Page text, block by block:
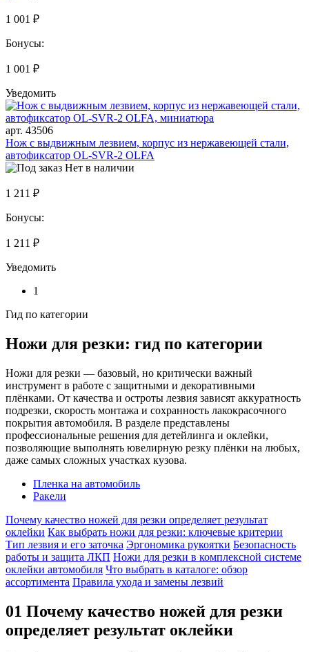
1 001 ₽
Бонусы:
1 001 ₽
Уведомить
арт. 43506
Нож с выдвижным лезвием, корпус из нержавеющей стали,
автофиксатор OL-SVR-2 OLFA
Нет в наличии
1 211 ₽
Бонусы:
1 211 ₽
Уведомить
1
Гид по категории
Ножи для резки: гид по категории
Ножи для резки — базовый, но критически важный
инструмент в работе с защитными и декоративными
плёнками. От качества и остроты лезвия зависят аккуратность
подрезки, скорость монтажа и сохранность лакокрасочного
покрытия автомобиля. В разделе представлены
профессиональные решения для детейлинга и оклейки,
позволяющие выполнять ювелирную резку плёнки на любых,
даже самых сложных участках кузова.
Пленка на автомобиль
Ракели
Почему качество ножей для резки определяет результат
оклейки Как выбрать ножи для резки: ключевые критерии
Тип лезвия и его заточка Эргономика рукоятки Безопасность
работы и защита ЛКП Ножи для резки в комплексной системе
оклейки автомобиля Что выбрать в каталоге: обзор
ассортимента Правила ухода и замены лезвий
01 Почему качество ножей для резки
определяет результат оклейки